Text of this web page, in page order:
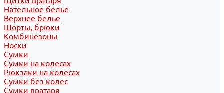
Нательное белье
Верхнее белье
Шорты, брюки
Комбинезоны
Носки
Сумки
Сумки на колесах
Рюкзаки на колесах
Сумки без колес
Сумки вратаря